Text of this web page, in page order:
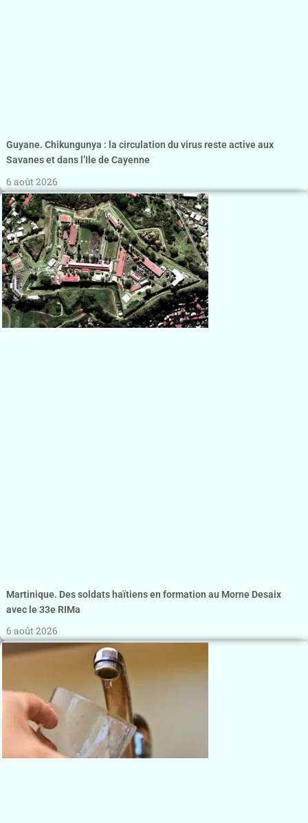
Guyane. Chikungunya : la circulation du virus reste active aux
Savanes et dans l’Ile de Cayenne
6 août 2026
Martinique. Des soldats haïtiens en formation au Morne Desaix
avec le 33e RIMa
6 août 2026